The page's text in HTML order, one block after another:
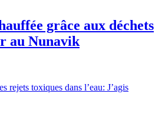
grâce aux déchets
au Nunavik
rejets toxiques dans l’eau: J’agis